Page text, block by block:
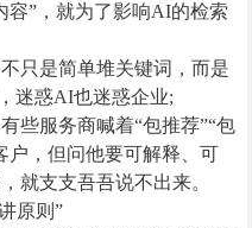
容”，就为了影响AI的检索
只是简单堆关键词，而是
迷惑AI也迷惑企业;
些服务商喊着“包推荐”“包
户，但问他要可解释、可
就支支吾吾说不出来。
原则”